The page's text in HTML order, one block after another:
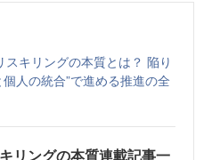
スキリングの本質とは？ 陥り
人の統合”で進める推進の全
リングの本質連載記事一